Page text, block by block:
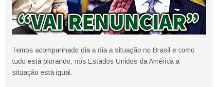
Temos acompanhado dia a dia a situação no Brasil e como
tudo está piorando, nos Estados Unidos da América a
situação está igual.